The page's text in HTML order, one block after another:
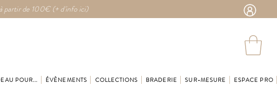
partir de 100€ (+ d'info ici)
POUR... ÉVÈNEMENTS COLLECTIONS BRADERIE SUR-MESURE ESPACE PRO